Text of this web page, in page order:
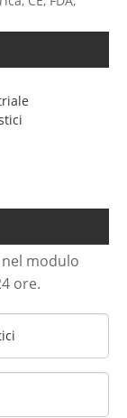
modulo
ore.